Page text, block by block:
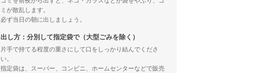
ミが散乱します。
必ず当日の朝に出しましょう。
出し方：分別して指定袋で（大型ごみを除く）
片手で持てる程度の重さにして口をしっかり結んでくださ
い。
指定袋は、スーパー、コンビニ、ホームセンターなどで販売